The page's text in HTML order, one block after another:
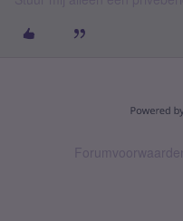
Forumvoorwaarden